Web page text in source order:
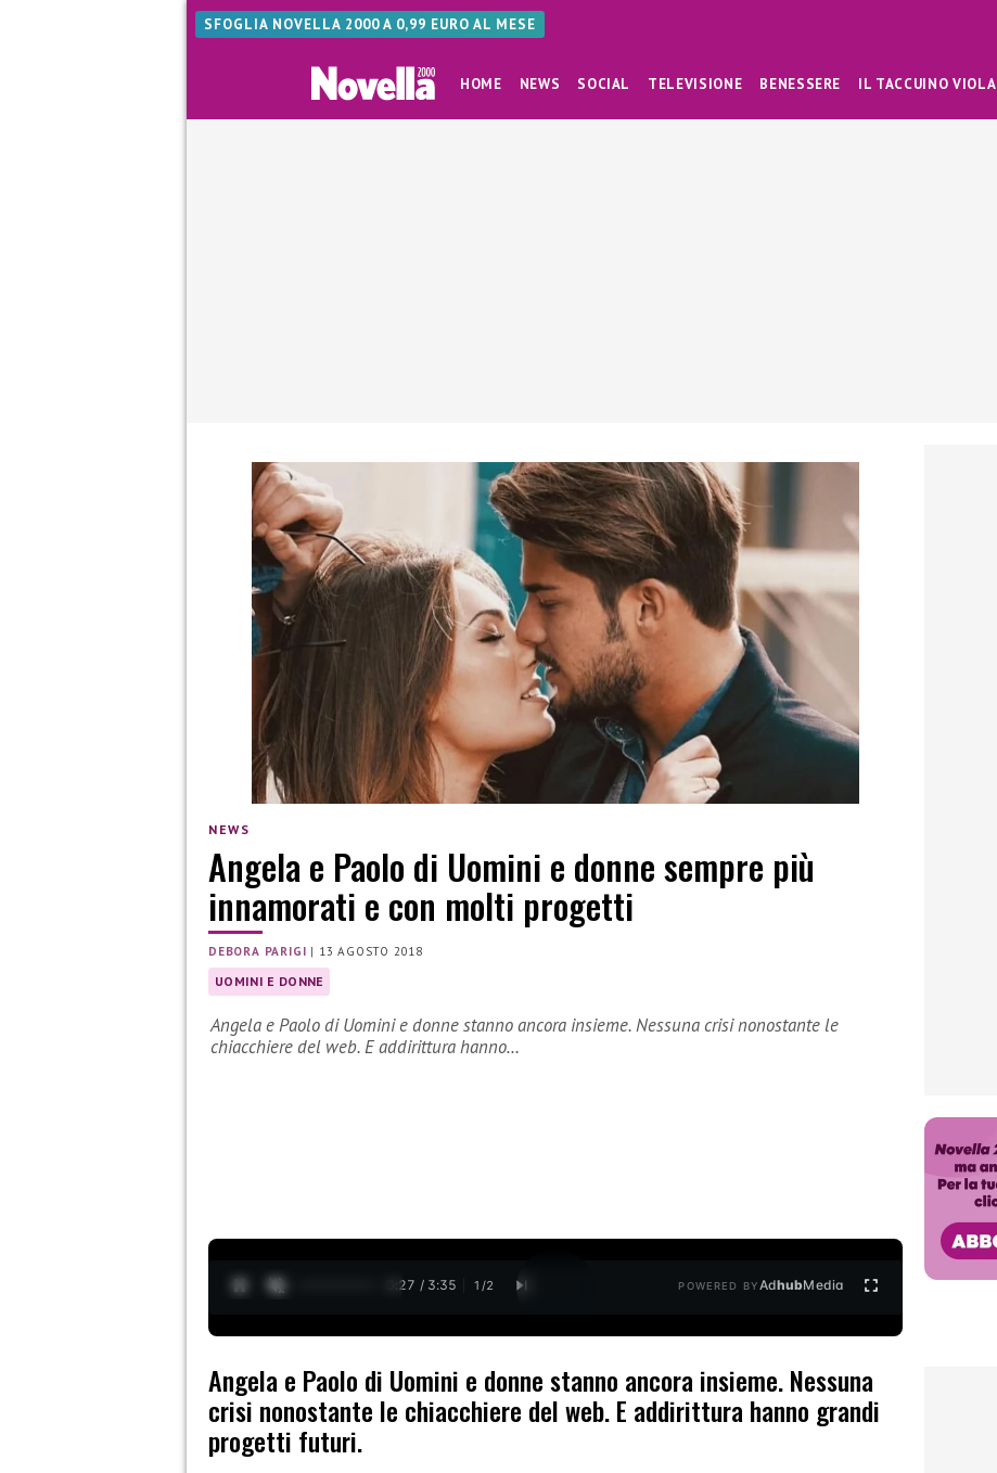
SFOGLIA NOVELLA 2000 A 0,99 EURO AL MESE
HOME NEWS SOCIAL TELEVISIONE BENESSERE IL TACCUINO VIOLA
NEWS
Angela e Paolo di Uomini e donne sempre più
innamorati e con molti progetti
DEBORA PARIGI | 13 AGOSTO 2018
UOMINI E DONNE
Angela e Paolo di Uomini e donne stanno ancora insieme. Nessuna crisi nonostante le
chiacchiere del web. E addirittura hanno…
0:28 / 3:35 1 /2 POWERED BYAdhubMedia
Angela e Paolo di Uomini e donne stanno ancora insieme. Nessuna
crisi nonostante le chiacchiere del web. E addirittura hanno grandi
progetti futuri.